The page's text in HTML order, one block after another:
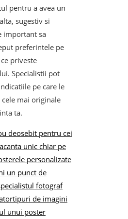
pentru a avea un
sugestiv si
important sa
preferintele pe
priveste
Specialistii pot
pe care le
mai originale
ta.
deosebit pentru cei
unic chiar pe
personalizate
un punct de
fotograf
tipuri de imagini
unui poster